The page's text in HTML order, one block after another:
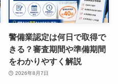
警備業認定は何日で取得で
きる？審査期間や準備期間
をわかりやすく解説
2026年8月7日